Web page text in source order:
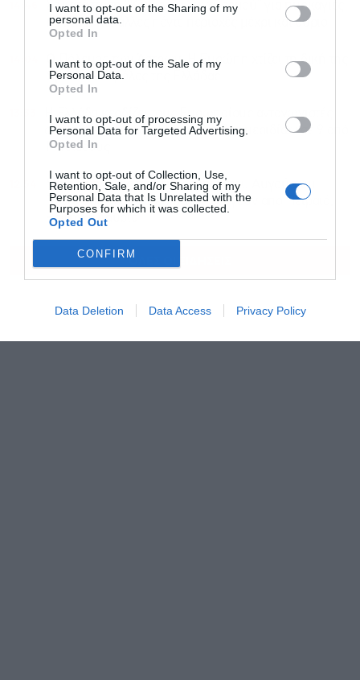
I want to opt-out of the Sharing of my
personal data.
Opted In
I want to opt-out of the Sale of my
Personal Data.
Opted In
I want to opt-out of processing my
Personal Data for Targeted Advertising.
Opted In
I want to opt-out of Collection, Use,
Retention, Sale, and/or Sharing of my
Personal Data that Is Unrelated with the
Purposes for which it was collected.
Opted Out
CONFIRM
Data Deletion Data Access Privacy Policy
Σε κατάσταση “Κόκκινου Συναγερμού” για πυρκαγιές
η Αττική και άλλες πέντε περιοχές μέχρι και αύριο
Ο Πόλεμος των Άστρων: Η Ευρώπη χτίζει τη δική της
SpaceX – Ο ρόλος της Ελλάδας
Η Ελλάδα κερδίζει τους Ευρωπαίους ανταγωνιστές
στον τομέα των εξαγωγών: Άνοδος μεριδίων σε 9 από
11 κλάδους
Μεγάλη έξοδος των εκδρομέων του Αυγούστου:
Πάνω από 100.000 επιβάτες φεύγουν από Πειραιά,
Ραφήνα, Λαύριο
ΟΛΕΣ ΟΙ ΕΙΔΗΣΕΙΣ